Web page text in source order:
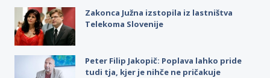
Zakonca Južna izstopila iz lastništva
Telekoma Slovenije
Peter Filip Jakopič: Poplava lahko pride
tudi tja, kjer je nihče ne pričakuje